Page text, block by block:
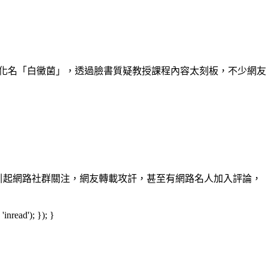
「白黴菌」，透過臉書質疑教授課程內容太刻板，不少網友
網路社群關注，網友轉載攻訐，甚至有網路名人加入評論，
}); }